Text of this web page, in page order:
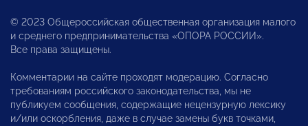
© 2023 Общероссийская общественная организация малого
и среднего предпринимательства «ОПОРА РОССИИ».
Все права защищены.
Комментарии на сайте проходят модерацию. Согласно
требованиям российского законодательства, мы не
публикуем сообщения, содержащие нецензурную лексику
и/или оскорбления, даже в случае замены букв точками,